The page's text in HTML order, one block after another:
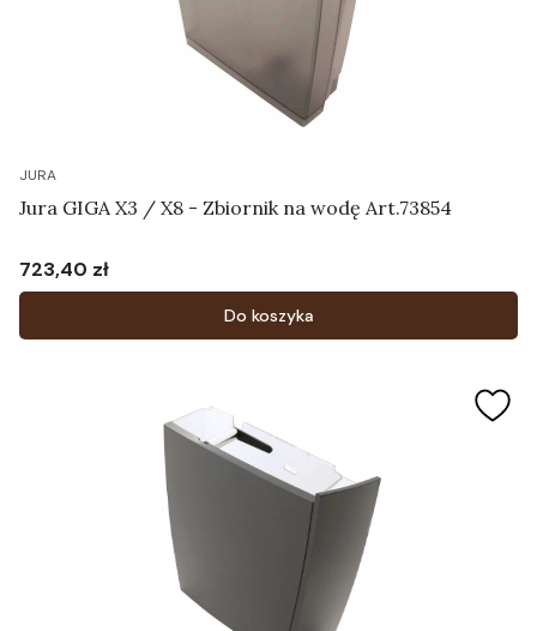
JURA
Jura GIGA X3 / X8 - Zbiornik na wodę Art.73854
Cena
723,40 zł
Do koszyka